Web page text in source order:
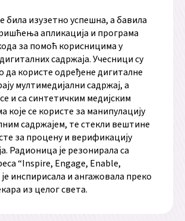
била изузетно успешна, а бавила
апликација и програма
за помоћ корисницима у
садржаја. Учесници су
да користе одређене дигиталне
мултимедијални садржај, а
и са синтетичким медијским
које се користе за манипулацију
садржајем, те стекли вештине
за процену и верификацију
Радионица је резонирала са
“Inspire, Engage, Enable,
инспирисала и ангажовала преко
из целог света.